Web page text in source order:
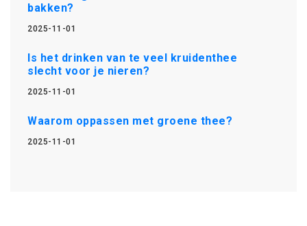
bakken?
2025-11-01
Is het drinken van te veel kruidenthee
slecht voor je nieren?
2025-11-01
Waarom oppassen met groene thee?
2025-11-01